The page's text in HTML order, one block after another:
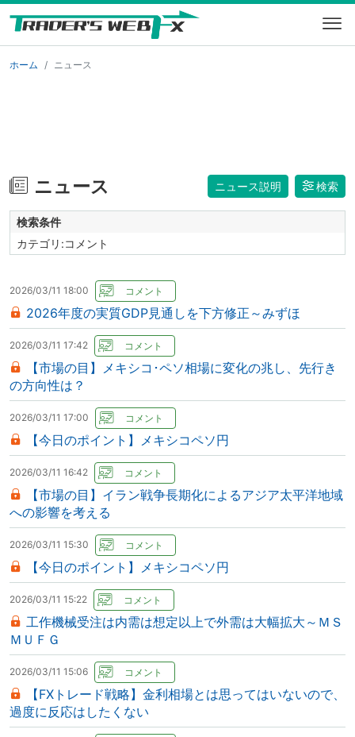
ホーム ニュース
ニュース ニュース説明 検索
検索条件
カテゴリ:コメント
2026/03/11 18:00
2026年度の実質GDP見通しを下方修正～みずほ
2026/03/11 17:42
【市場の目】メキシコ･ペソ相場に変化の兆し、先行き
の方向性は？
2026/03/11 17:00
【今日のポイント】メキシコペソ円
2026/03/11 16:42
【市場の目】イラン戦争長期化によるアジア太平洋地域
への影響を考える
2026/03/11 15:30
【今日のポイント】メキシコペソ円
2026/03/11 15:22
工作機械受注は内需は想定以上で外需は大幅拡大～ＭＳ
ＭＵＦＧ
2026/03/11 15:06
【FXトレード戦略】金利相場とは思ってはいないので、
過度に反応はしたくない